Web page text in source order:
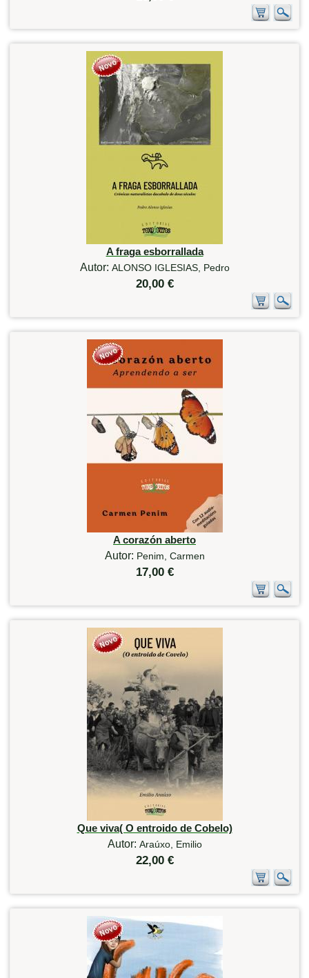
A fraga esborrallada
Autor: ALONSO IGLESIAS, Pedro
20,00 €
A corazón aberto
Autor: Penim, Carmen
17,00 €
Que viva( O entroido de Cobelo)
Autor: Araúxo, Emilio
22,00 €